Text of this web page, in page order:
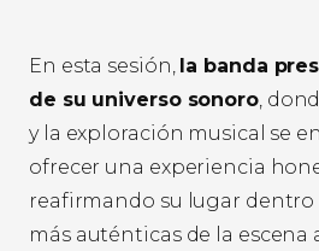
En esta sesión, la banda
de su universo sonoro,
y la exploración musical se
ofrecer una experiencia
reafirmando su lugar dentro
más auténticas de la escena